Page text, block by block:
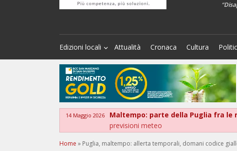
Edizioni locali Attualità Cronaca Cultura
14 Maggio 2026 Maltempo: parte della Puglia fra le
previsioni meteo
Home » Puglia, maltempo: allerta temporali, domani codice